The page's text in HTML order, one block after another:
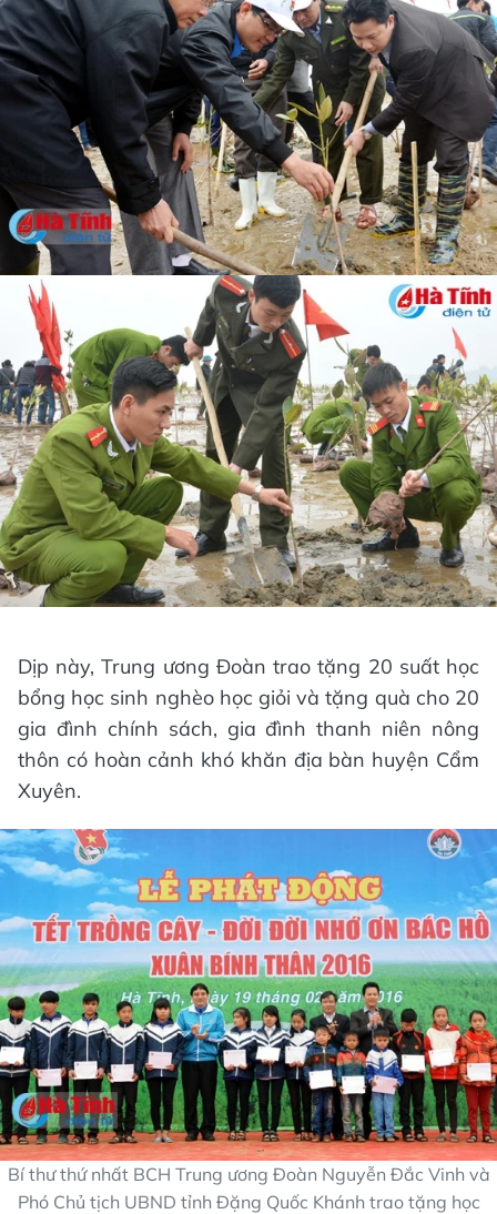
Dịp này, Trung ương Đoàn trao tặng 20 suất học
bổng học sinh nghèo học giỏi và tặng quà cho 20
gia đình chính sách, gia đình thanh niên nông
thôn có hoàn cảnh khó khăn địa bàn huyện Cẩm
Xuyên.
Bí thư thứ nhất BCH Trung ương Đoàn Nguyễn Đắc Vinh và
Phó Chủ tịch UBND tỉnh Đặng Quốc Khánh trao tặng học